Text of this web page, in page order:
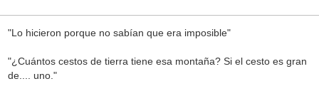
"Lo hicieron porque no sabían que era imposible"
"¿Cuántos cestos de tierra tiene esa montaña? Si el cesto es gran
de.... uno."